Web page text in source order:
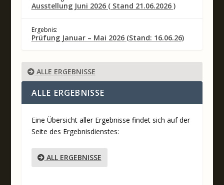
Ausstellung Juni 2026 ( Stand 21.06.2026 )
Ergebnis:
Prüfung Januar – Mai 2026 (Stand: 16.06.26)
ALLE ERGEBNISSE
ALLE ERGEBNISSE
Eine Übersicht aller Ergebnisse findet sich auf der
Seite des Ergebnisdienstes:
ALL ERGEBNISSE